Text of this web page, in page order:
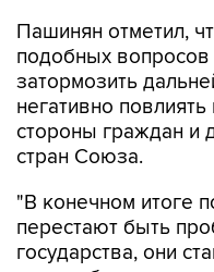
Пашинян отметил,
подобных вопросов
затормозить
негативно
стороны граждан и
стран Союза.
"В конечном итоге
перестают быть
государства, они